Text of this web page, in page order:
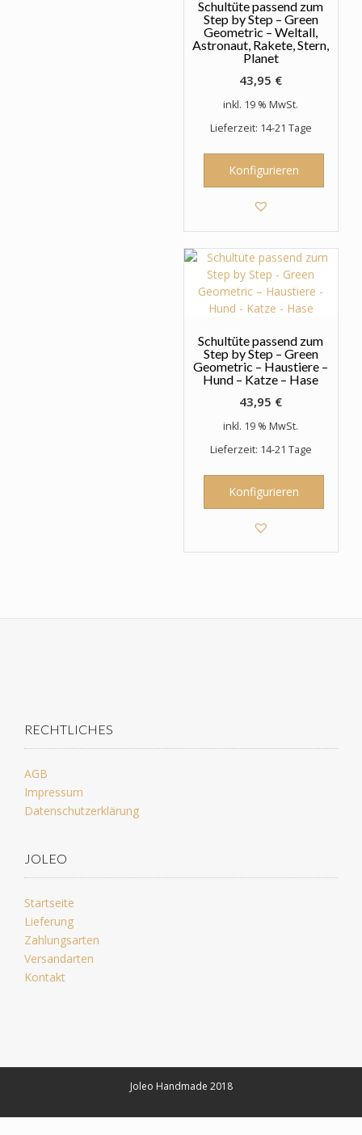
Schultüte passend zum
Step by Step – Green
Geometric – Weltall,
Astronaut, Rakete, Stern,
Planet
43,95 €
inkl. 19 % MwSt.
Lieferzeit: 14-21 Tage
Konfigurieren
Schultüte passend zum
Step by Step – Green
Geometric – Haustiere –
Hund – Katze – Hase
43,95 €
inkl. 19 % MwSt.
Lieferzeit: 14-21 Tage
Konfigurieren
RECHTLICHES
AGB
Impressum
Datenschutzerklärung
JOLEO
Startseite
Lieferung
Zahlungsarten
Versandarten
Kontakt
Joleo Handmade 2018